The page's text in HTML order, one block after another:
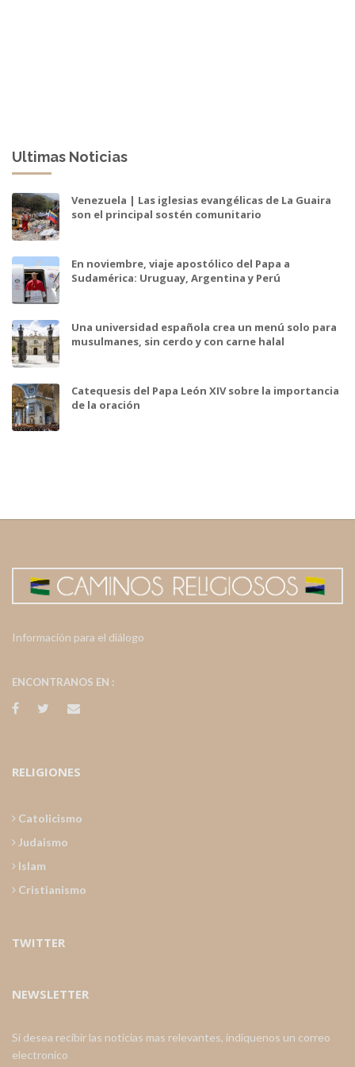
Ultimas Noticias
Venezuela | Las iglesias evangélicas de La Guaira
son el principal sostén comunitario
En noviembre, viaje apostólico del Papa a
Sudamérica: Uruguay, Argentina y Perú
Una universidad española crea un menú solo para
musulmanes, sin cerdo y con carne halal
Catequesis del Papa León XIV sobre la importancia
de la oración
Información para el diálogo
ENCONTRANOS EN :
RELIGIONES
Catolicismo
Judaismo
Islam
Cristianismo
TWITTER
NEWSLETTER
Si desea recibir las noticias mas relevantes, indiquenos un correo
electronico